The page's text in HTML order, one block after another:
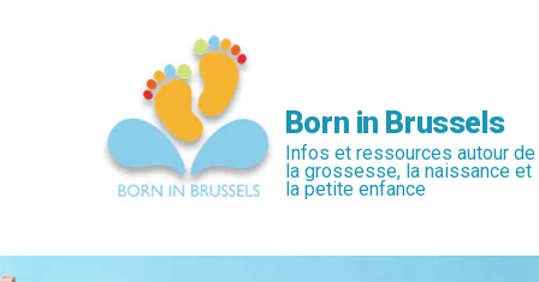
Born in Brussels
Infos et ressources autour de
la grossesse, la naissance et
la petite enfance